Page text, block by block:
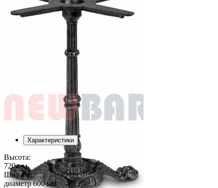
Характеристики
Высота:
720 мм
Ширина:
диаметр 600 мм